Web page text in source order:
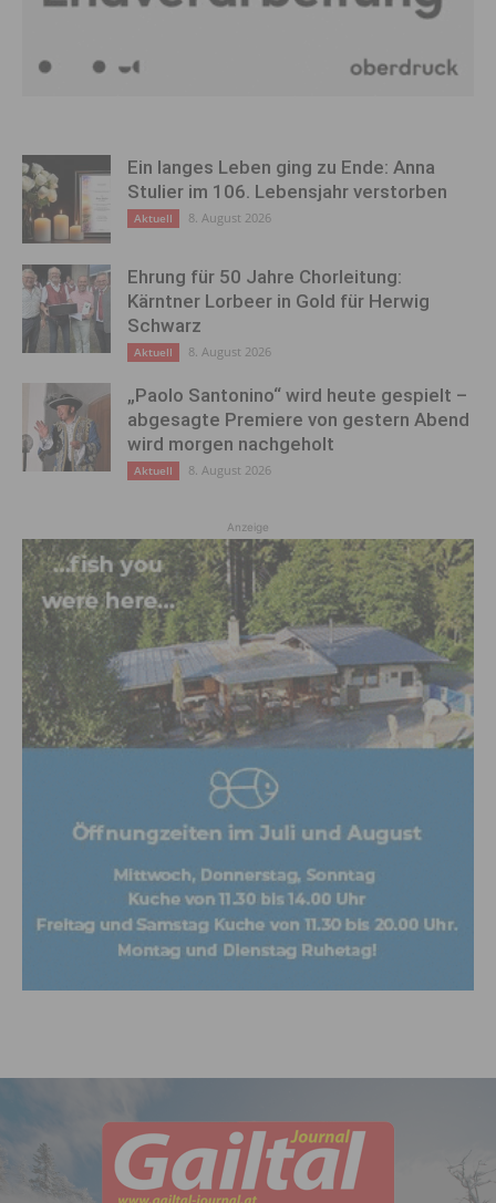
Ein langes Leben ging zu Ende: Anna
Stulier im 106. Lebensjahr verstorben
Aktuell 8. August 2026
Ehrung für 50 Jahre Chorleitung:
Kärntner Lorbeer in Gold für Herwig
Schwarz
Aktuell 8. August 2026
„Paolo Santonino“ wird heute gespielt –
abgesagte Premiere von gestern Abend
wird morgen nachgeholt
Aktuell 8. August 2026
Anzeige